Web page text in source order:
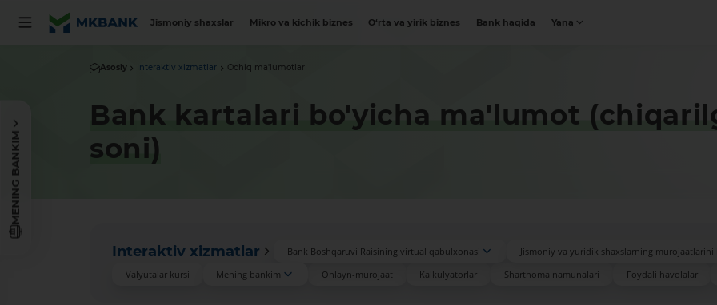
Jismoniy shaxslar Mikro va kichik biznes O‘rta va yirik biznes Bank haqida Yana
MENING BANKIM
Asosiy Interaktiv xizmatlar Ochiq ma'lumotlar
Bank kartalari bo'yicha ma'lumot
soni)
Interaktiv xizmatlar Bank Boshqaruvi Raisining virtual qabulxonasi Jismoniy va yuridik shaxslarning
Valyutalar kursi
Mening bankim Onlayn-murojaat Kalkulyatorlar Shartnoma namunalari Foydali havolalar